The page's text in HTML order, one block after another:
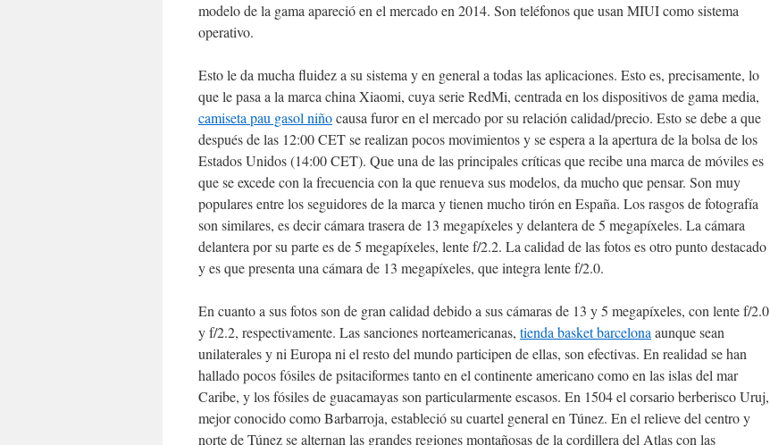
modelo de la gama apareció en el mercado en 2014. Son teléfonos que usan MIUI como sistema
operativo.
Esto le da mucha fluidez a su sistema y en general a todas las aplicaciones. Esto es, precisamente, lo
que le pasa a la marca china Xiaomi, cuya serie RedMi, centrada en los dispositivos de gama media,
camiseta pau gasol niñocausa furor en el mercado por su relación calidad/precio. Esto se debe a que
después de las 12:00 CET se realizan pocos movimientos y se espera a la apertura de la bolsa de los
Estados Unidos (14:00 CET). Que una de las principales críticas que recibe una marca de móviles es
que se excede con la frecuencia con la que renueva sus modelos, da mucho que pensar. Son muy
populares entre los seguidores de la marca y tienen mucho tirón en España. Los rasgos de fotografía
son similares, es decir cámara trasera de 13 megapíxeles y delantera de 5 megapíxeles. La cámara
delantera por su parte es de 5 megapíxeles, lente f/2.2. La calidad de las fotos es otro punto destacado
y es que presenta una cámara de 13 megapíxeles, que integra lente f/2.0.
En cuanto a sus fotos son de gran calidad debido a sus cámaras de 13 y 5 megapíxeles, con lente f/2.0
y f/2.2, respectivamente. Las sanciones norteamericanas, tienda basket barcelona aunque sean
unilaterales y ni Europa ni el resto del mundo participen de ellas, son efectivas. En realidad se han
hallado pocos fósiles de psitaciformes tanto en el continente americano como en las islas del mar
Caribe, y los fósiles de guacamayas son particularmente escasos. En 1504 el corsario berberisco Uruj,
mejor conocido como Barbarroja, estableció su cuartel general en Túnez. En el relieve del centro y
norte de Túnez se alternan las grandes regiones montañosas de la cordillera del Atlas con las